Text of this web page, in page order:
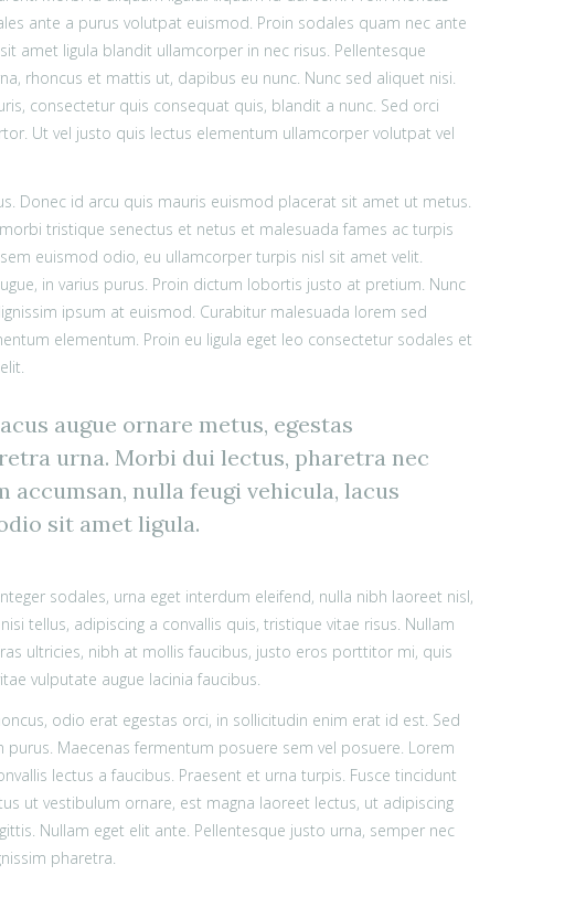
ante a purus volutpat euismod. Proin sodales quam nec ante
amet ligula blandit ullamcorper in nec risus. Pellentesque
rhoncus et mattis ut, dapibus eu nunc. Nunc sed aliquet nisi.
consectetur quis consequat quis, blandit a nunc. Sed orci
Ut vel justo quis lectus elementum ullamcorper volutpat vel
Donec id arcu quis mauris euismod placerat sit amet ut metus.
tristique senectus et netus et malesuada fames ac turpis
euismod odio, eu ullamcorper turpis nisl sit amet velit.
in varius purus. Proin dictum lobortis justo at pretium. Nunc
ipsum at euismod. Curabitur malesuada lorem sed
elementum. Proin eu ligula eget leo consectetur sodales et
augue ornare metus, egestas
urna. Morbi dui lectus, pharetra nec
nulla feugi vehicula, lacus
sit amet ligula.
sodales, urna eget interdum eleifend, nulla nibh laoreet nisl,
tellus, adipiscing a convallis quis, tristique vitae risus. Nullam
ultricies, nibh at mollis faucibus, justo eros porttitor mi, quis
vulputate augue lacinia faucibus.
odio erat egestas orci, in sollicitudin enim erat id est. Sed
Maecenas fermentum posuere sem vel posuere. Lorem
lectus a faucibus. Praesent et urna turpis. Fusce tincidunt
ut vestibulum ornare, est magna laoreet lectus, ut adipiscing
Nullam eget elit ante. Pellentesque justo urna, semper nec
pharetra.